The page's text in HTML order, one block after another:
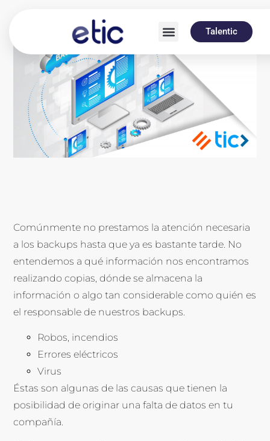
Talentic
Comúnmente no prestamos la atención necesaria
a los backups hasta que ya es bastante tarde. No
entendemos a qué información nos encontramos
realizando copias, dónde se almacena la
información o algo tan considerable como quién es
el responsable de nuestros backups.
Robos, incendios
Errores eléctricos
Virus
Éstas son algunas de las causas que tienen la
posibilidad de originar una falta de datos en tu
compañía.